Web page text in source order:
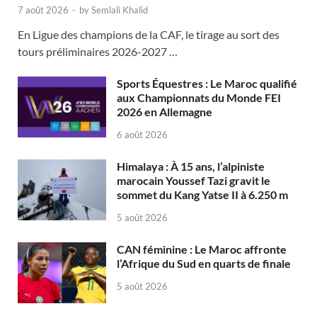
7 août 2026 - bySemlali Khalid
En Ligue des champions de la CAF, le tirage au sort des
tours préliminaires 2026-2027 …
Sports Équestres : Le Maroc qualifié
aux Championnats du Monde FEI
2026 en Allemagne
6 août 2026
Himalaya : À 15 ans, l’alpiniste
marocain Youssef Tazi gravit le
sommet du Kang Yatse II à 6.250 m
5 août 2026
CAN féminine : Le Maroc affronte
l’Afrique du Sud en quarts de finale
5 août 2026